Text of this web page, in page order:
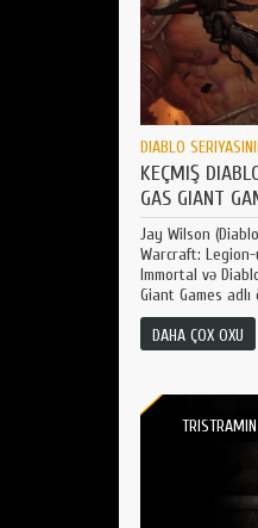
Games
DIABLO
KEÇMIŞ
GAS GIANT
Jay Wilson
Warcraft:
Immortal və
Giant Games
DAHA ÇOX OXU